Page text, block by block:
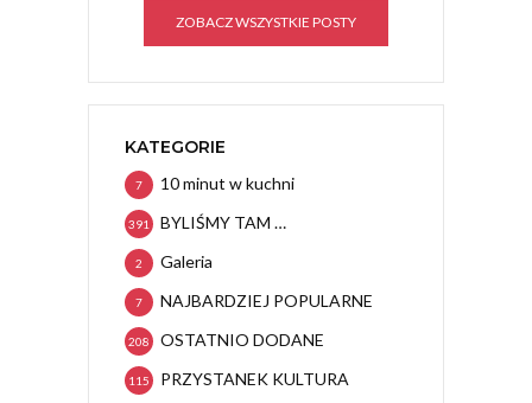
ZOBACZ WSZYSTKIE POSTY
KATEGORIE
10 minut w kuchni
7
BYLIŚMY TAM …
391
Galeria
2
NAJBARDZIEJ POPULARNE
7
OSTATNIO DODANE
208
PRZYSTANEK KULTURA
115